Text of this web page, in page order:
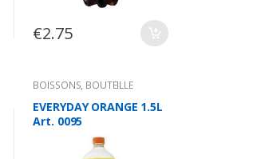
€2.75
BOISSONS, BOUTEILLE
EVERYDAY ORANGE 1.5L
Art. 0095